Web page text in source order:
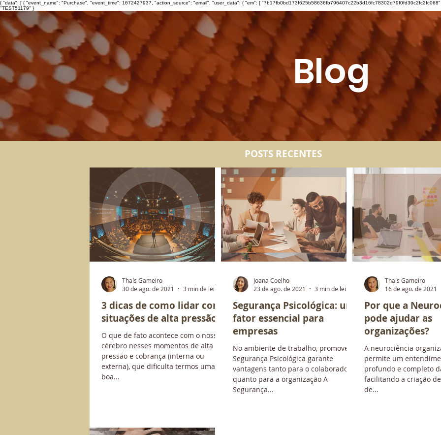
{ "data": [ { "event_name": "Purchase", "event_time": 1672427937, "action_source": "email", "user_data": { "em": [
"TEST51179" }
Blog
POSTS RECENTES
3 dicas de como lidar com
situações de alta pressão
O que de fato acontece com o nosso
cérebro nesses momentos de alta
pressão e cobrança (interna ou
externa), que dificulta termos uma
boa...
Thaís Gameiro
30 de ago. de 2021
3 min de leitura
Segurança Psicológica: um
fator essencial para
empresas
No ambiente de trabalho, promover
Segurança Psicológica garante
vantagens tanto para o colaborador
quanto para a organização A
Segurança...
Joana Coelho
23 de ago. de 2021
3 min de leitura
Por que a
pode ajudar as
organizações?
A neurociência
permite um
profundo e completo
facilitando a criação
de...
Thaís Gameiro
16 de ago. de 2021